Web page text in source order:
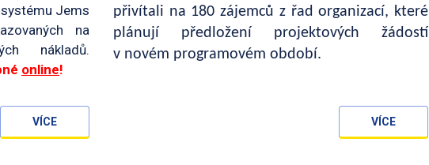
Jems
na
nákladů.
online!
VÍCE
přivítali na 180 zájemců z řad organizací, které
plánují předložení projektových žádostí
v novém programovém období.
VÍCE